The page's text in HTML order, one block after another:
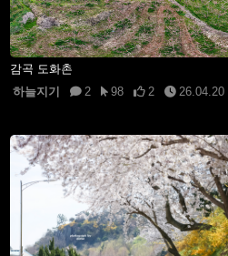
감곡 도화촌
하늘지기
2 98 2 26.04.20